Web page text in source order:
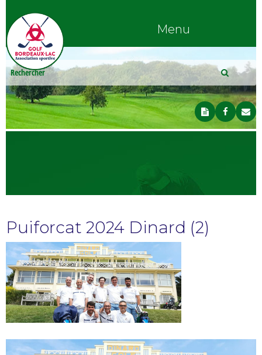
Menu
Puiforcat 2024 Dinard (2)